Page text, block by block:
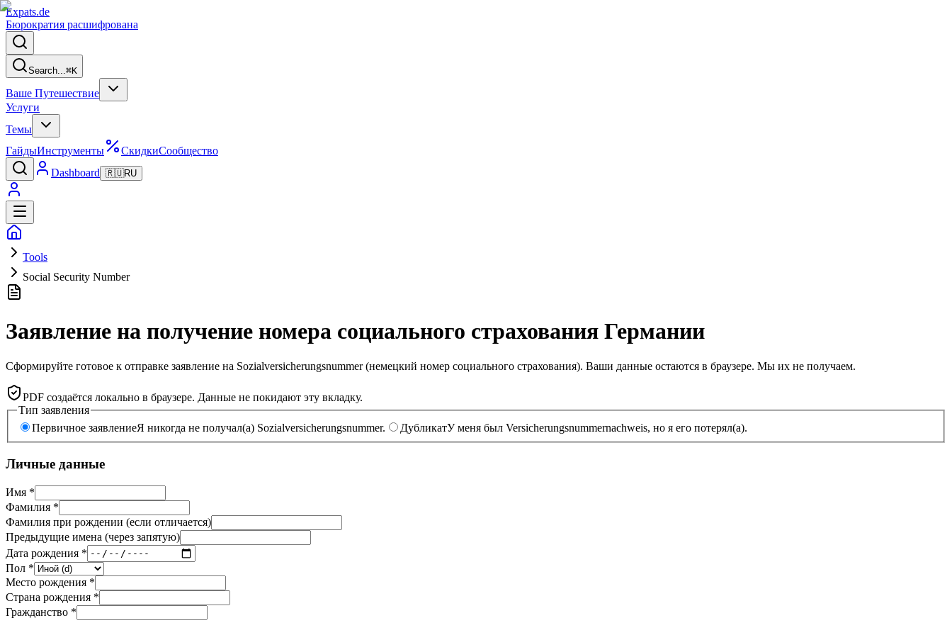
Expats.de
Бюрократия расшифрована
Search...⌘K
Ваше Путешествие
Услуги
Темы
ГайдыИнструменты СкидкиСообщество
Dashboard 🇷🇺RU
Tools
Social Security Number
Заявление на получение номера социального страхования Германии
Сформируйте готовое к отправке заявление на Sozialversicherungsnummer (немецкий номер социального страхования). Ваши данные остаются в браузере. Мы их не получаем.
PDF создаётся локально в браузере. Данные не покидают эту вкладку.
Тип заявления
Первичное заявлениеЯ никогда не получал(а) Sozialversicherungsnummer. ДубликатУ меня был Versicherungsnummernachweis, но я его потерял(а).
Личные данные
Имя *
Фамилия *
Фамилия при рождении (если отличается)
Предыдущие имена (через запятую)
Дата рождения *
Пол *
Место рождения *
Страна рождения *
Гражданство *